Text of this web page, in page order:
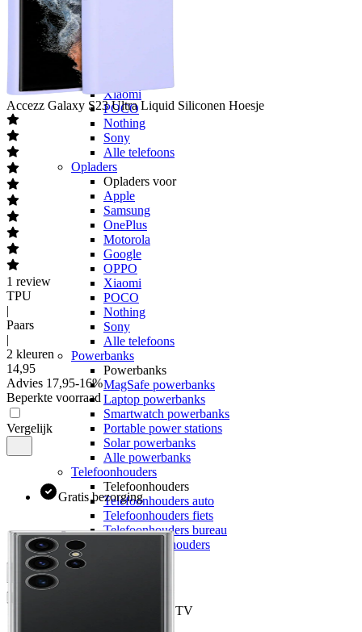
Xiaomi
POCO
Nothing
Sony
Alle telefoons
Opladers
Opladers voor
Apple
Samsung
OnePlus
Motorola
Google
OPPO
Xiaomi
POCO
Nothing
Sony
Alle telefoons
Powerbanks
Powerbanks
MagSafe powerbanks
Laptop powerbanks
Smartwatch powerbanks
Portable power stations
Solar powerbanks
Alle powerbanks
Telefoonhouders
Telefoonhouders
Telefoonhouders auto
Telefoonhouders fiets
Telefoonhouders bureau
Alle telefoonhouders
Geheugen
Internet & TV
Vergelijk Internet & TV
Accezz Galaxy S23 Ultra Liquid Siliconen Hoesje
1 review
TPU
|
Paars
|
2 kleuren
14,95
Advies 17,95-16%
Beperkte voorraad
Vergelijk
Gratis bezorging